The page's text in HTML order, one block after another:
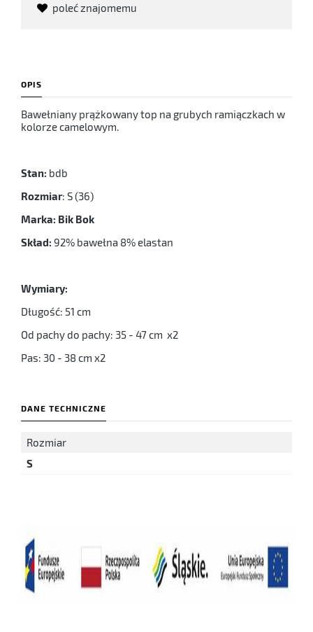
poleć znajomemu
OPIS
Bawełniany prążkowany top na grubych ramiączkach w
kolorze camelowym.
Stan: bdb
Rozmiar: S (36)
Marka: Bik Bok
Skład: 92% bawełna 8% elastan
Wymiary:
Długość: 51 cm
Od pachy do pachy: 35 - 47 cm x2
Pas: 30 - 38 cm x2
DANE TECHNICZNE
Rozmiar
S